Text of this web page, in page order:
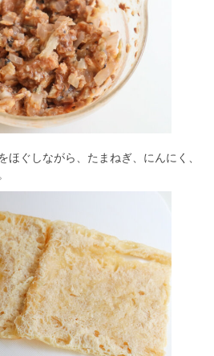
ぐしながら、たまねぎ、にんにく、